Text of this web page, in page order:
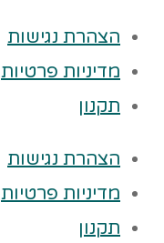
הצהרת נגישות
מדיניות פרטיות
תקנון
הצהרת נגישות
מדיניות פרטיות
תקנון